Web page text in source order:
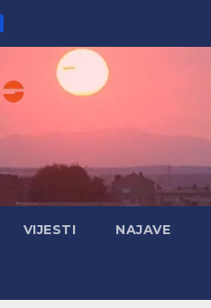
VIJESTI NAJAVE